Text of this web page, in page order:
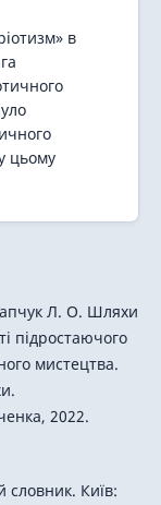
в
цьому
Л. О. Шляхи
підростаючого
мистецтва.
2022.
словник. Київ: